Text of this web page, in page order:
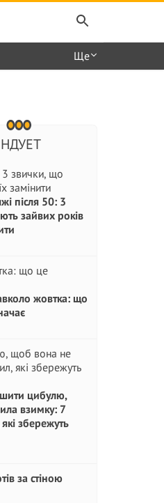
Ще
після 50: 3
зайвих років
жовтка: що
цибулю,
взимку: 7
збережуть
за стіною